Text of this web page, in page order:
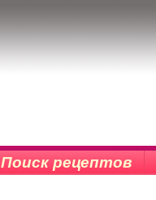
Поиск рецептов